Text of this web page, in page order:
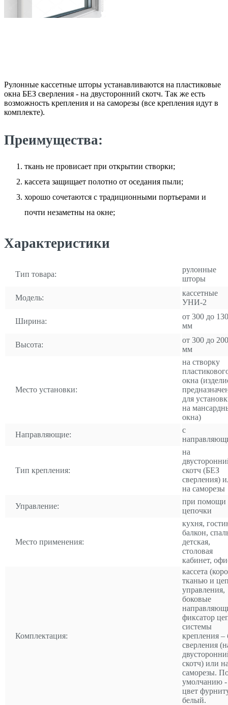
Рулонные кассетные шторы устанавливаются на пластиковые
окна БЕЗ сверления - на двусторонний скотч. Так же есть
возможность крепления и на саморезы (все крепления идут в
комплекте).
Преимущества:
ткань не провисает при открытии створки;
кассета защищает полотно от оседания пыли;
хорошо сочетаются с традиционными портьерами и
почти незаметны на окне;
Характеристики
Тип товара:
рулонные
шторы
Модель:
кассетные
УНИ-2
Ширина:
от 300 до
мм
Высота:
от 300 до
мм
Место установки:
на створку
окна
для
на
окна)
Направляющие:
с
Тип крепления:
на
скотч (БЕЗ
сверления)
на саморезы
Управление:
при помощи
цепочки
Место применения:
кухня,
балкон,
детская,
столовая
кабинет,
Комплектация:
кассета
тканью и
управления,
боковые
фиксатор
системы
крепления –
сверления
скотч) или
саморезы.
умолчанию -
цвет
белый.